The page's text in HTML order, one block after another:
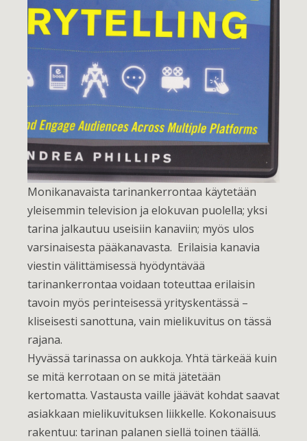
Monikanavaista tarinankerrontaa käytetään
yleisemmin television ja elokuvan puolella; yksi
tarina jalkautuu useisiin kanaviin; myös ulos
varsinaisesta pääkanavasta. Erilaisia kanavia
viestin välittämisessä hyödyntävää
tarinankerrontaa voidaan toteuttaa erilaisin
tavoin myös perinteisessä yrityskentässä –
kliseisesti sanottuna, vain mielikuvitus on tässä
rajana.
Hyvässä tarinassa on aukkoja. Yhtä tärkeää kuin
se mitä kerrotaan on se mitä jätetään
kertomatta. Vastausta vaille jäävät kohdat saavat
asiakkaan mielikuvituksen liikkelle. Kokonaisuus
rakentuu: tarinan palanen siellä toinen täällä.